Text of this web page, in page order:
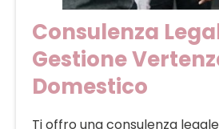
Consulenza
Gestione
Domestico
Ti offro una consulenza